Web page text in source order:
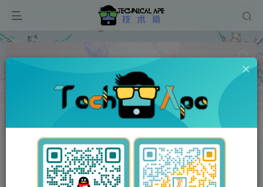
更新 浏览 点赞 评论 收藏 售价 发布